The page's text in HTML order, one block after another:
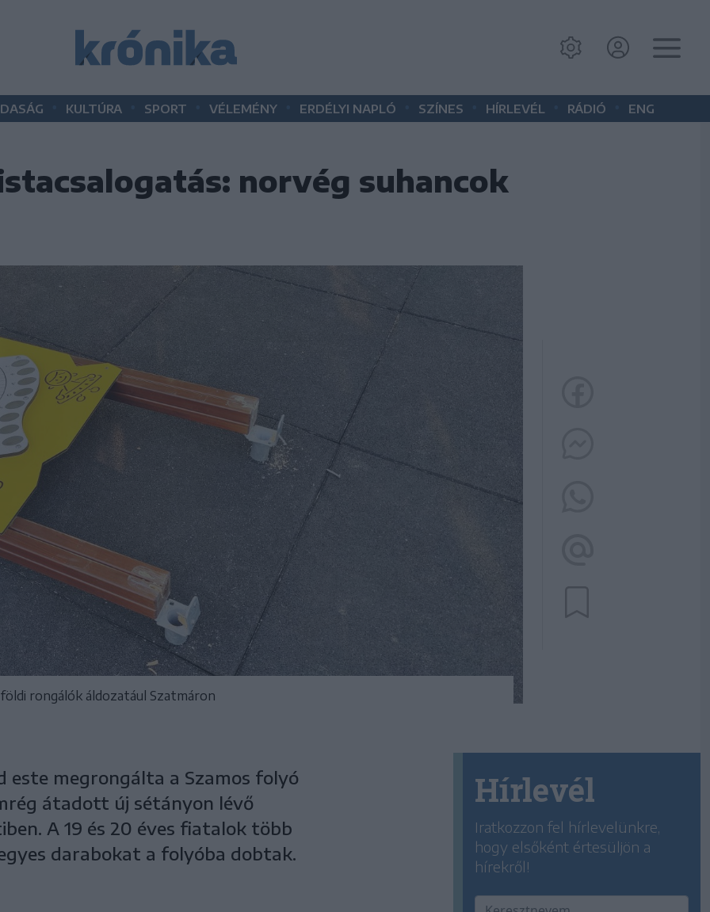
KULTÚRA SPORT VÉLEMÉNY ERDÉLYI NAPLÓ SZÍNES HÍRLEVÉL RÁDIÓ ENG
norvég suhancok
rongálók áldozatául Szatmáron
megrongálta a Szamos folyó
átadott új sétányon lévő
A 19 és 20 éves fiatalok több
darabokat a folyóba dobtak.
Hírlevél
Iratkozzon fel hírlevelünkre,
hogy elsőként értesüljön a
hírekről!